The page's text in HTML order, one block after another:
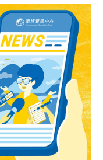
在廟前的長福橋上
停止神豬重量比
的平安、發財「錢
，清水祖師是得道
素食，唯獨三峽祖
道理。多數民眾表
飼養及宰殺情形，
賽其實無所謂。來
俗可以改進，不一
動時，就訂2